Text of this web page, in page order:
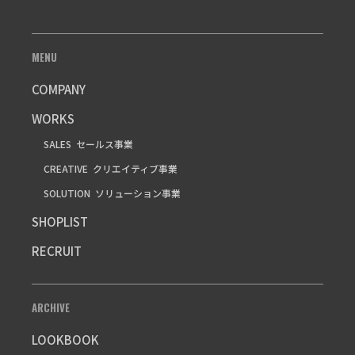
MENU
COMPANY
WORKS
SALES セールス事業
CREATIVE クリエイティブ事業
SOLUTION ソリューション事業
SHOPLIST
RECRUIT
ARCHIVE
LOOKBOOK